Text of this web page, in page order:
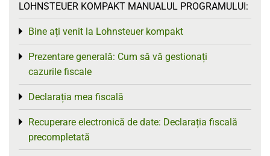
LOHNSTEUER KOMPAKT MANUALUL PROGRAMULUI:
Bine ați venit la Lohnsteuer kompakt
Toggle menu
Prezentare generală: Cum să vă gestionați
cazurile fiscale
Toggle menu
Declarația mea fiscală
Toggle menu
Recuperare electronică de date: Declarația fiscală
precompletată
Toggle menu